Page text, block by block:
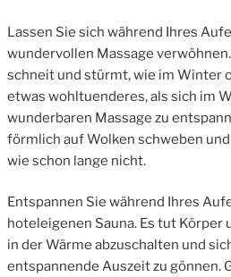
Lassen Sie sich während Ihres
wundervollen Massage
schneit und stürmt, wie im Winter
etwas wohltuenderes, als sich im
wunderbaren Massage zu
förmlich auf Wolken schweben
wie schon lange nicht.
Entspannen Sie während Ihres
hoteleigenen Sauna. Es tut Körper
in der Wärme abzuschalten und
entspannende Auszeit zu gönnen.